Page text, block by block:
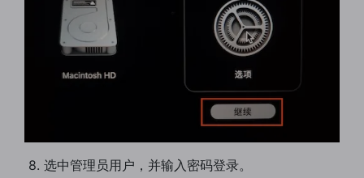
​ 8. 选中管理员用户，并输入密码登录。